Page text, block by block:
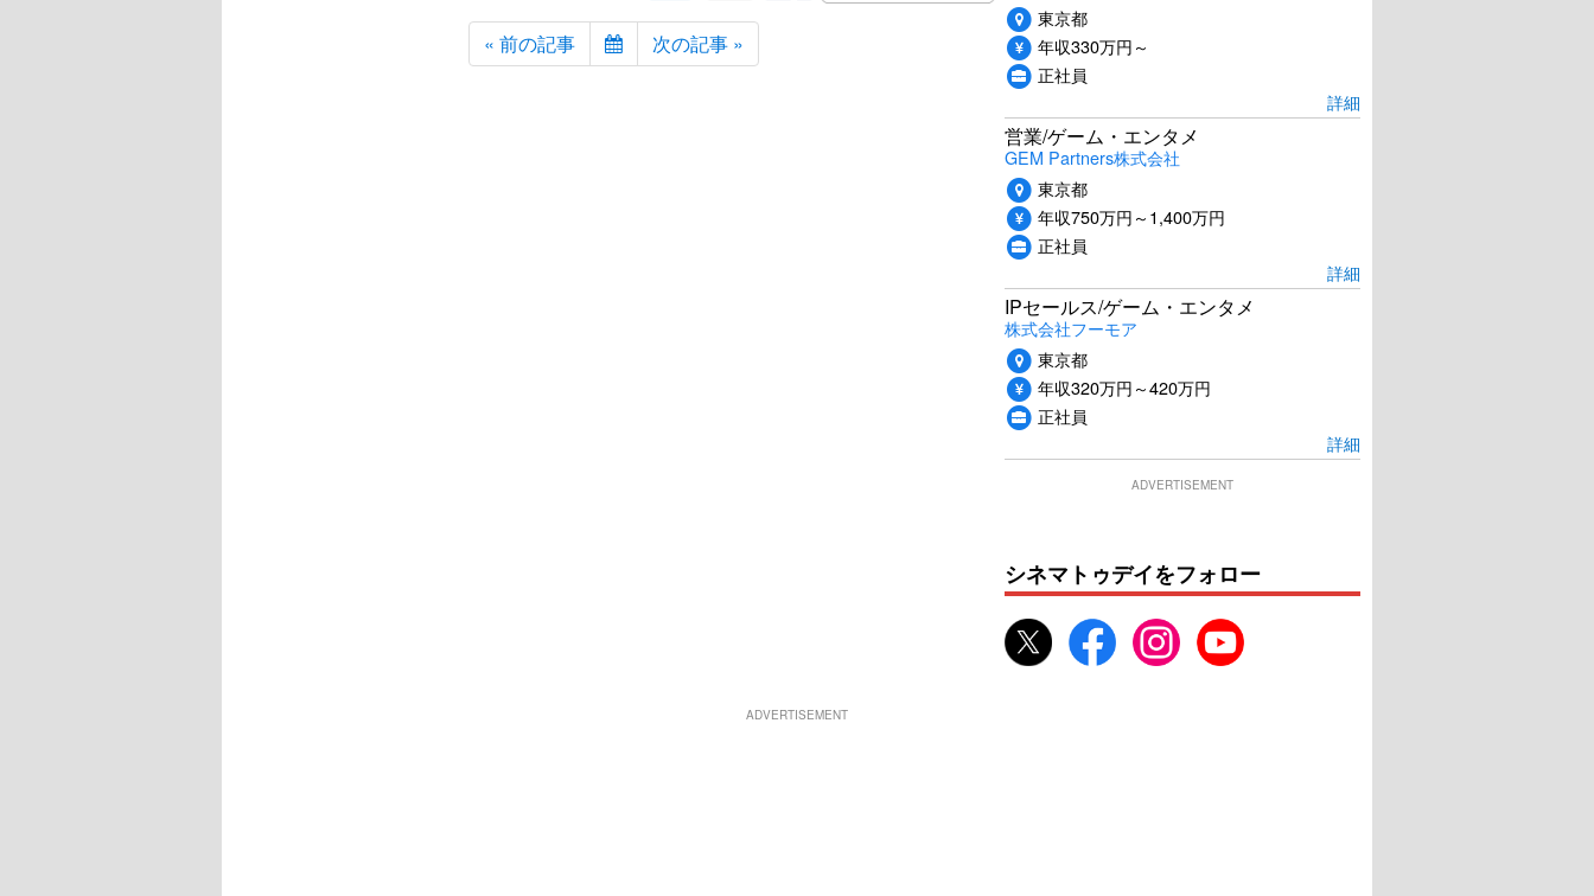
« 前の記事 次の記事 »
東京都
年収330万円～
正社員
詳細
営業/ゲーム・エンタメ
GEM Partners株式会社
東京都
年収750万円～1,400万円
正社員
詳細
IPセールス/ゲーム・エンタメ
株式会社フーモア
東京都
年収320万円～420万円
正社員
詳細
ADVERTISEMENT
シネマトゥデイをフォロー
ADVERTISEMENT